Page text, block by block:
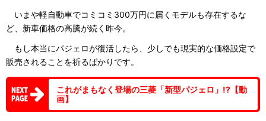
いまや軽自動車でコミコミ300万円に届くモデルも存在するな
ど、新車価格の高騰が続く昨今。
もし本当にパジェロが復活したら、少しでも現実的な価格設定で
販売されることを祈るばかりです。
これがまもなく登場の三菱「新型パジェロ」!?【動
画】